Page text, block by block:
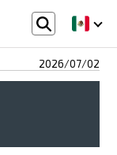
2026/07/02